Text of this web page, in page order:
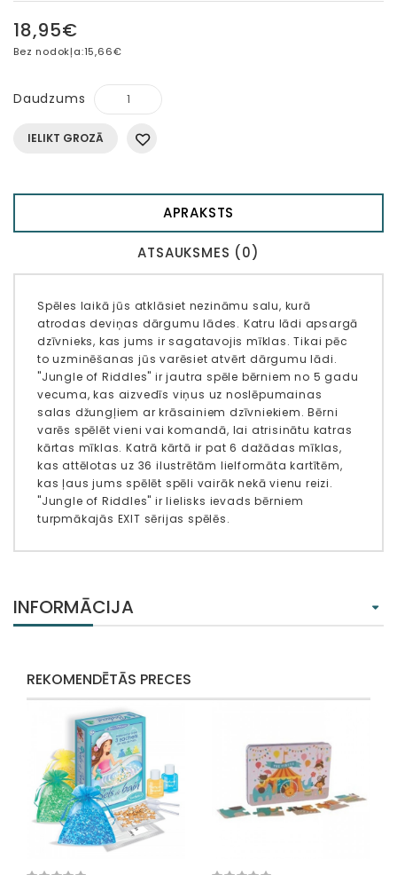
18,95€
Bez nodokļa:15,66€
Daudzums
IELIKT GROZĀ
APRAKSTS
ATSAUKSMES (0)
Spēles laikā jūs atklāsiet nezināmu salu, kurā
atrodas deviņas dārgumu lādes. Katru lādi apsargā
dzīvnieks, kas jums ir sagatavojis mīklas. Tikai pēc
to uzminēšanas jūs varēsiet atvērt dārgumu lādi.
"Jungle of Riddles" ir jautra spēle bērniem no 5 gadu
vecuma, kas aizvedīs viņus uz noslēpumainas
salas džungļiem ar krāsainiem dzīvniekiem. Bērni
varēs spēlēt vieni vai komandā, lai atrisinātu katras
kārtas mīklas. Katrā kārtā ir pat 6 dažādas mīklas,
kas attēlotas uz 36 ilustrētām lielformāta kartītēm,
kas ļaus jums spēlēt spēli vairāk nekā vienu reizi.
"Jungle of Riddles" ir lielisks ievads bērniem
turpmākajās EXIT sērijas spēlēs.
INFORMĀCIJA
REKOMENDĒTĀS PRECES